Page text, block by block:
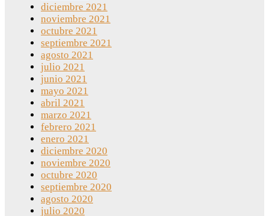
diciembre 2021
noviembre 2021
octubre 2021
septiembre 2021
agosto 2021
julio 2021
junio 2021
mayo 2021
abril 2021
marzo 2021
febrero 2021
enero 2021
diciembre 2020
noviembre 2020
octubre 2020
septiembre 2020
agosto 2020
julio 2020